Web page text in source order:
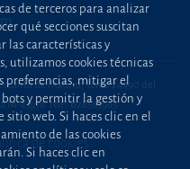
de Madrid, Tomo 24490 del
M-43976. NIF: B28563963
de cookies
de terceros para analizar
qué secciones suscitan
las características y
utilizamos cookies técnicas
preferencias, mitigar el
bots y permitir la gestión y
web. Si haces clic en el
de las cookies
Si haces clic en